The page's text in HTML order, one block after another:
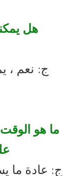
ج: نعم ،
ج: عادة ما